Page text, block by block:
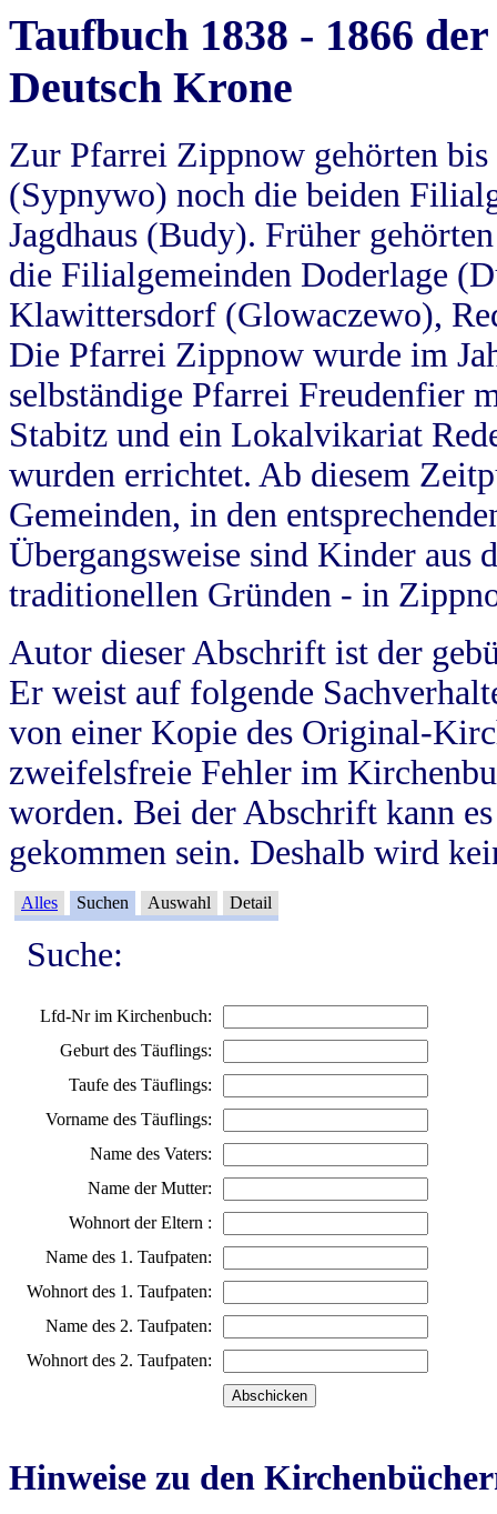
Taufbuch 1838 - 1866
Deutsch Krone
Zur Pfarrei Zippnow gehörten
(Sypnywo) noch die beiden
Jagdhaus (Budy). Früher
die Filialgemeinden Doderlage
Klawittersdorf (Glowaczewo),
Die Pfarrei Zippnow wurde im
selbständige Pfarrei Freudenfier
Stabitz und ein Lokalvikariat
wurden errichtet. Ab diesem
Gemeinden, in den
Übergangsweise sind Kinder aus
traditionellen Gründen - in
Autor dieser Abschrift ist der
Er weist auf folgende
von einer Kopie des Original-
zweifelsfreie Fehler im
worden. Bei der Abschrift kann
gekommen sein. Deshalb wird
Alles Suchen Auswahl Detail
Suche:
Lfd-Nr im Kirchenbuch:
Geburt des Täuflings:
Taufe des Täuflings:
Vorname des Täuflings:
Name des Vaters:
Name der Mutter:
Wohnort der Eltern :
Name des 1. Taufpaten:
Wohnort des 1. Taufpaten:
Name des 2. Taufpaten:
Wohnort des 2. Taufpaten:
Hinweise zu den